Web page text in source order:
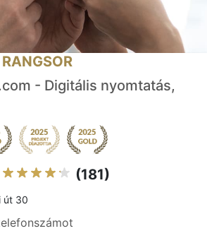
- Digitális nyomtatás,
(181)
út 30